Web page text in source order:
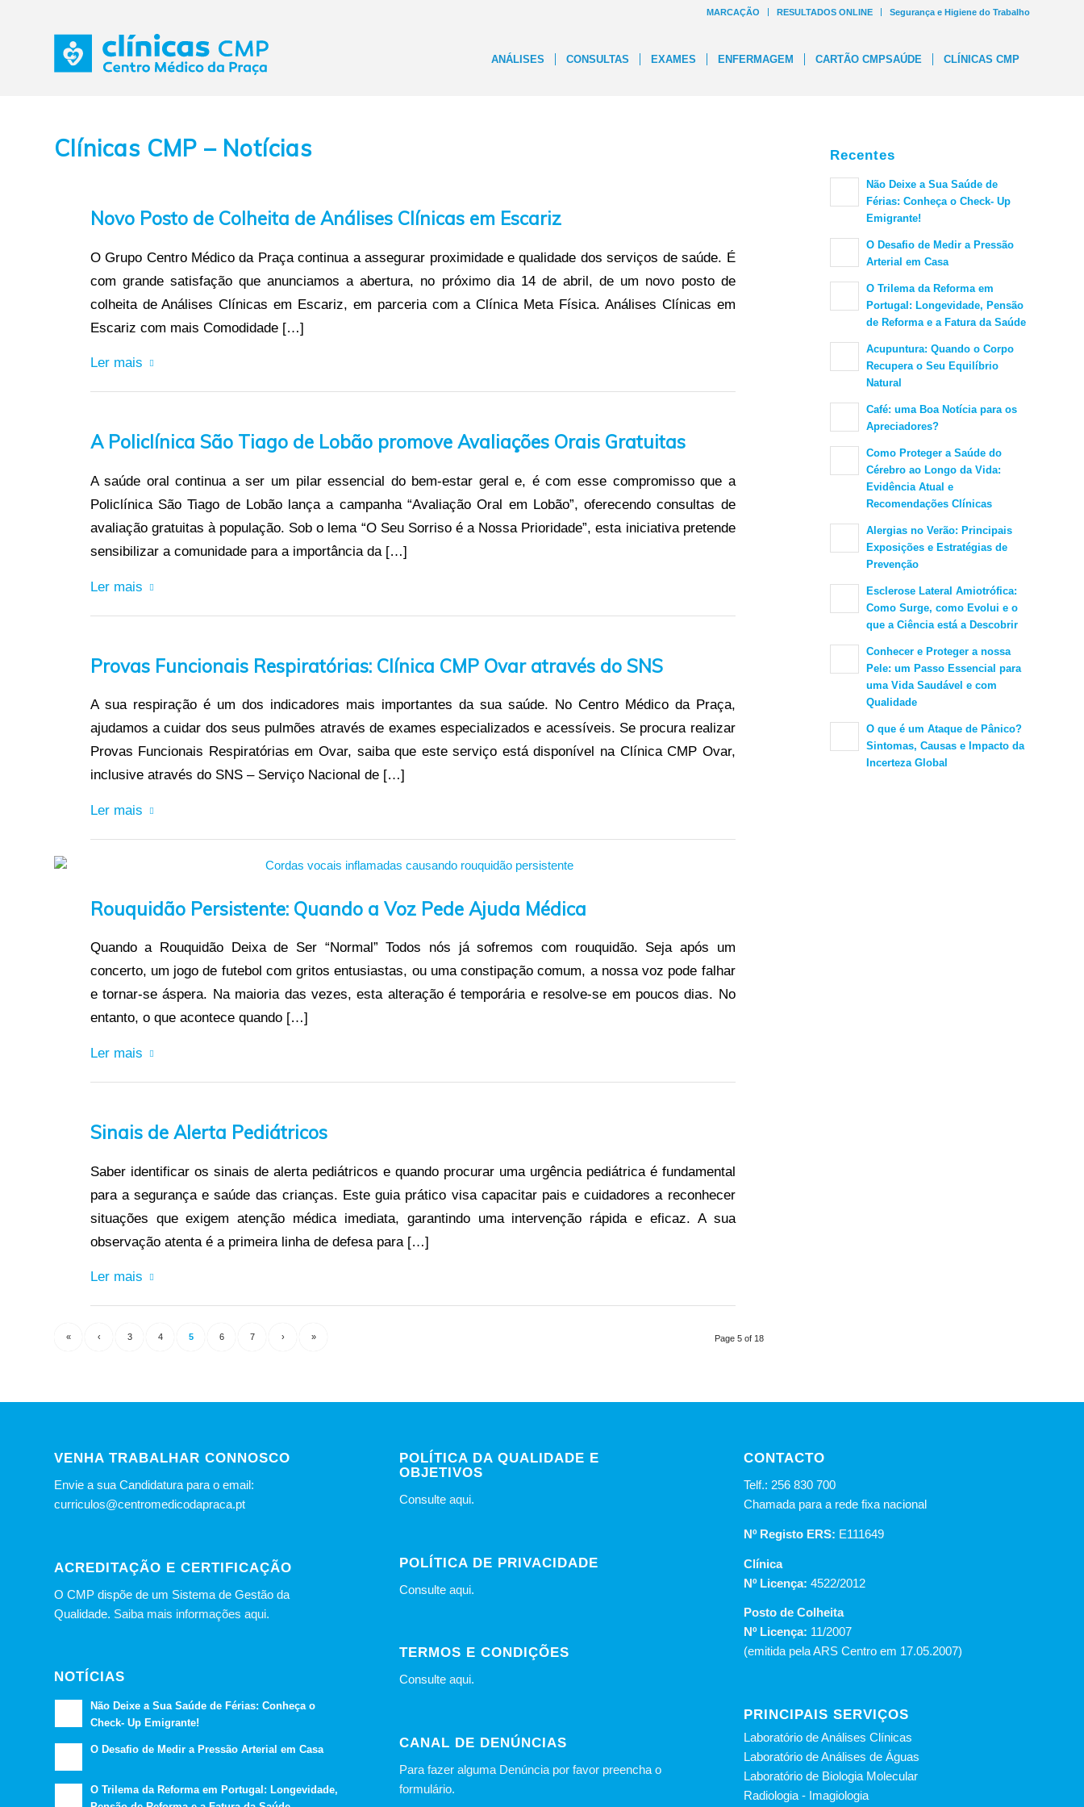
MARCAÇÃO RESULTADOS ONLINE Segurança e Higiene do Trabalho
ANÁLISES CONSULTAS EXAMES ENFERMAGEM CARTÃO CMPSAÚDE CLÍNICAS CMP
Clínicas CMP – Notícias
Novo Posto de Colheita de Análises Clínicas em Escariz
O Grupo Centro Médico da Praça continua a assegurar proximidade e qualidade dos serviços de saúde. É
com grande satisfação que anunciamos a abertura, no próximo dia 14 de abril, de um novo posto de
colheita de Análises Clínicas em Escariz, em parceria com a Clínica Meta Física. Análises Clínicas em
Escariz com mais Comodidade […]
Ler mais
A Policlínica São Tiago de Lobão promove Avaliações Orais Gratuitas
A saúde oral continua a ser um pilar essencial do bem-estar geral e, é com esse compromisso que a
Policlínica São Tiago de Lobão lança a campanha “Avaliação Oral em Lobão”, oferecendo consultas de
avaliação gratuitas à população. Sob o lema “O Seu Sorriso é a Nossa Prioridade”, esta iniciativa pretende
sensibilizar a comunidade para a importância da […]
Ler mais
Provas Funcionais Respiratórias: Clínica CMP Ovar através do SNS
A sua respiração é um dos indicadores mais importantes da sua saúde. No Centro Médico da Praça,
ajudamos a cuidar dos seus pulmões através de exames especializados e acessíveis. Se procura realizar
Provas Funcionais Respiratórias em Ovar, saiba que este serviço está disponível na Clínica CMP Ovar,
inclusive através do SNS – Serviço Nacional de […]
Ler mais
Rouquidão Persistente: Quando a Voz Pede Ajuda Médica
Quando a Rouquidão Deixa de Ser “Normal” Todos nós já sofremos com rouquidão. Seja após um
concerto, um jogo de futebol com gritos entusiastas, ou uma constipação comum, a nossa voz pode falhar
e tornar-se áspera. Na maioria das vezes, esta alteração é temporária e resolve-se em poucos dias. No
entanto, o que acontece quando […]
Ler mais
Sinais de Alerta Pediátricos
Saber identificar os sinais de alerta pediátricos e quando procurar uma urgência pediátrica é fundamental
para a segurança e saúde das crianças. Este guia prático visa capacitar pais e cuidadores a reconhecer
situações que exigem atenção médica imediata, garantindo uma intervenção rápida e eficaz. A sua
observação atenta é a primeira linha de defesa para […]
Ler mais
Page 5 of 18
« ‹ 3 4 5 6 7 › »
Recentes
Não Deixe a Sua Saúde de
Férias: Conheça o Check- Up
Emigrante!
O Desafio de Medir a Pressão
Arterial em Casa
O Trilema da Reforma em
Portugal: Longevidade, Pensão
de Reforma e a Fatura da Saúde
Acupuntura: Quando o Corpo
Recupera o Seu Equilíbrio
Natural
Café: uma Boa Notícia para os
Apreciadores?
Como Proteger a Saúde do
Cérebro ao Longo da Vida:
Evidência Atual e
Recomendações Clínicas
Alergias no Verão: Principais
Exposições e Estratégias de
Prevenção
Esclerose Lateral Amiotrófica:
Como Surge, como Evolui e o
que a Ciência está a Descobrir
Conhecer e Proteger a nossa
Pele: um Passo Essencial para
uma Vida Saudável e com
Qualidade
O que é um Ataque de Pânico?
Sintomas, Causas e Impacto da
Incerteza Global
VENHA TRABALHAR CONNOSCO
Envie a sua Candidatura para o email:
curriculos@centromedicodapraca.pt
ACREDITAÇÃO E CERTIFICAÇÃO
O CMP dispõe de um Sistema de Gestão da
Qualidade. Saiba mais informações aqui.
NOTÍCIAS
Não Deixe a Sua Saúde de Férias: Conheça o
Check- Up Emigrante!
O Desafio de Medir a Pressão Arterial em Casa
O Trilema da Reforma em Portugal: Longevidade,
POLÍTICA DA QUALIDADE E
OBJETIVOS
Consulte aqui.
POLÍTICA DE PRIVACIDADE
Consulte aqui.
TERMOS E CONDIÇÕES
Consulte aqui.
CANAL DE DENÚNCIAS
Para fazer alguma Denúncia por favor preencha o
formulário.
CONTACTO
Telf.: 256 830 700
Chamada para a rede fixa nacional
Nº Registo ERS: E111649
Clínica
Nº Licença:4522/2012
Posto de Colheita
Nº Licença: 11/2007
(emitida pela ARS Centro em 17.05.2007)
PRINCIPAIS SERVIÇOS
Laboratório de Análises Clínicas
Laboratório de Análises de Águas
Laboratório de Biologia Molecular
Radiologia - Imagiologia